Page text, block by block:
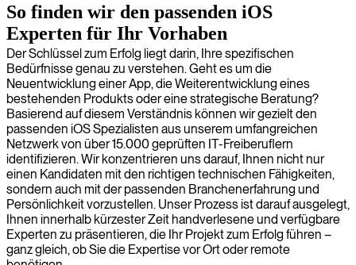
So finden wir den passenden iOS
Experten für Ihr Vorhaben
Der Schlüssel zum Erfolg liegt darin, Ihre spezifischen
Bedürfnisse genau zu verstehen. Geht es um die
Neuentwicklung einer App, die Weiterentwicklung eines
bestehenden Produkts oder eine strategische Beratung?
Basierend auf diesem Verständnis können wir gezielt den
passenden iOS Spezialisten aus unserem umfangreichen
Netzwerk von über 15.000 geprüften IT-Freiberuflern
identifizieren. Wir konzentrieren uns darauf, Ihnen nicht nur
einen Kandidaten mit den richtigen technischen Fähigkeiten,
sondern auch mit der passenden Branchenerfahrung und
Persönlichkeit vorzustellen. Unser Prozess ist darauf ausgelegt,
Ihnen innerhalb kürzester Zeit handverlesene und verfügbare
Experten zu präsentieren, die Ihr Projekt zum Erfolg führen –
ganz gleich, ob Sie die Expertise vor Ort oder remote